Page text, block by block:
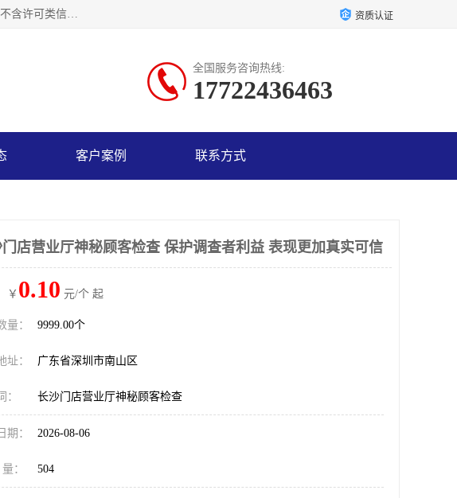
市场调查,社会调查,企业管理咨询,商务信息咨询、市场研究；物业服务评估；信息技术咨询服务；信息咨询服务（不含许可类信息咨询服务）；社会经济咨询服务；技术服务、技术开发、技术咨询、技术交流、技术转让、技术推广；企业信用调查和评估。 资质认证
全国服务咨询热线:
17722436463
客户案例 联系方式
门店营业厅神秘顾客检查 保护调查者利益 表现更加真实可信
￥ 0.10 元/个 起
量： 9999.00个
址： 广东省深圳市南山区
： 长沙门店营业厅神秘顾客检查
期： 2026-08-06
： 504